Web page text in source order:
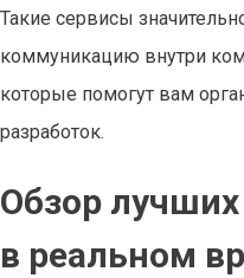
Такие сервисы
коммуникацию внутри
которые помогут вам
разработок.
Обзор
в реальном